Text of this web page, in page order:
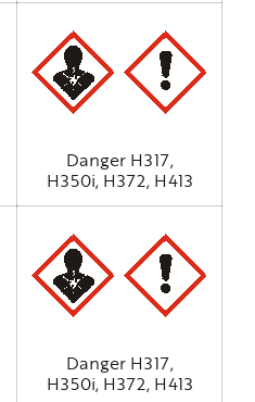
Danger H317,
H350i, H372, H413
Danger H317,
H350i, H372, H413